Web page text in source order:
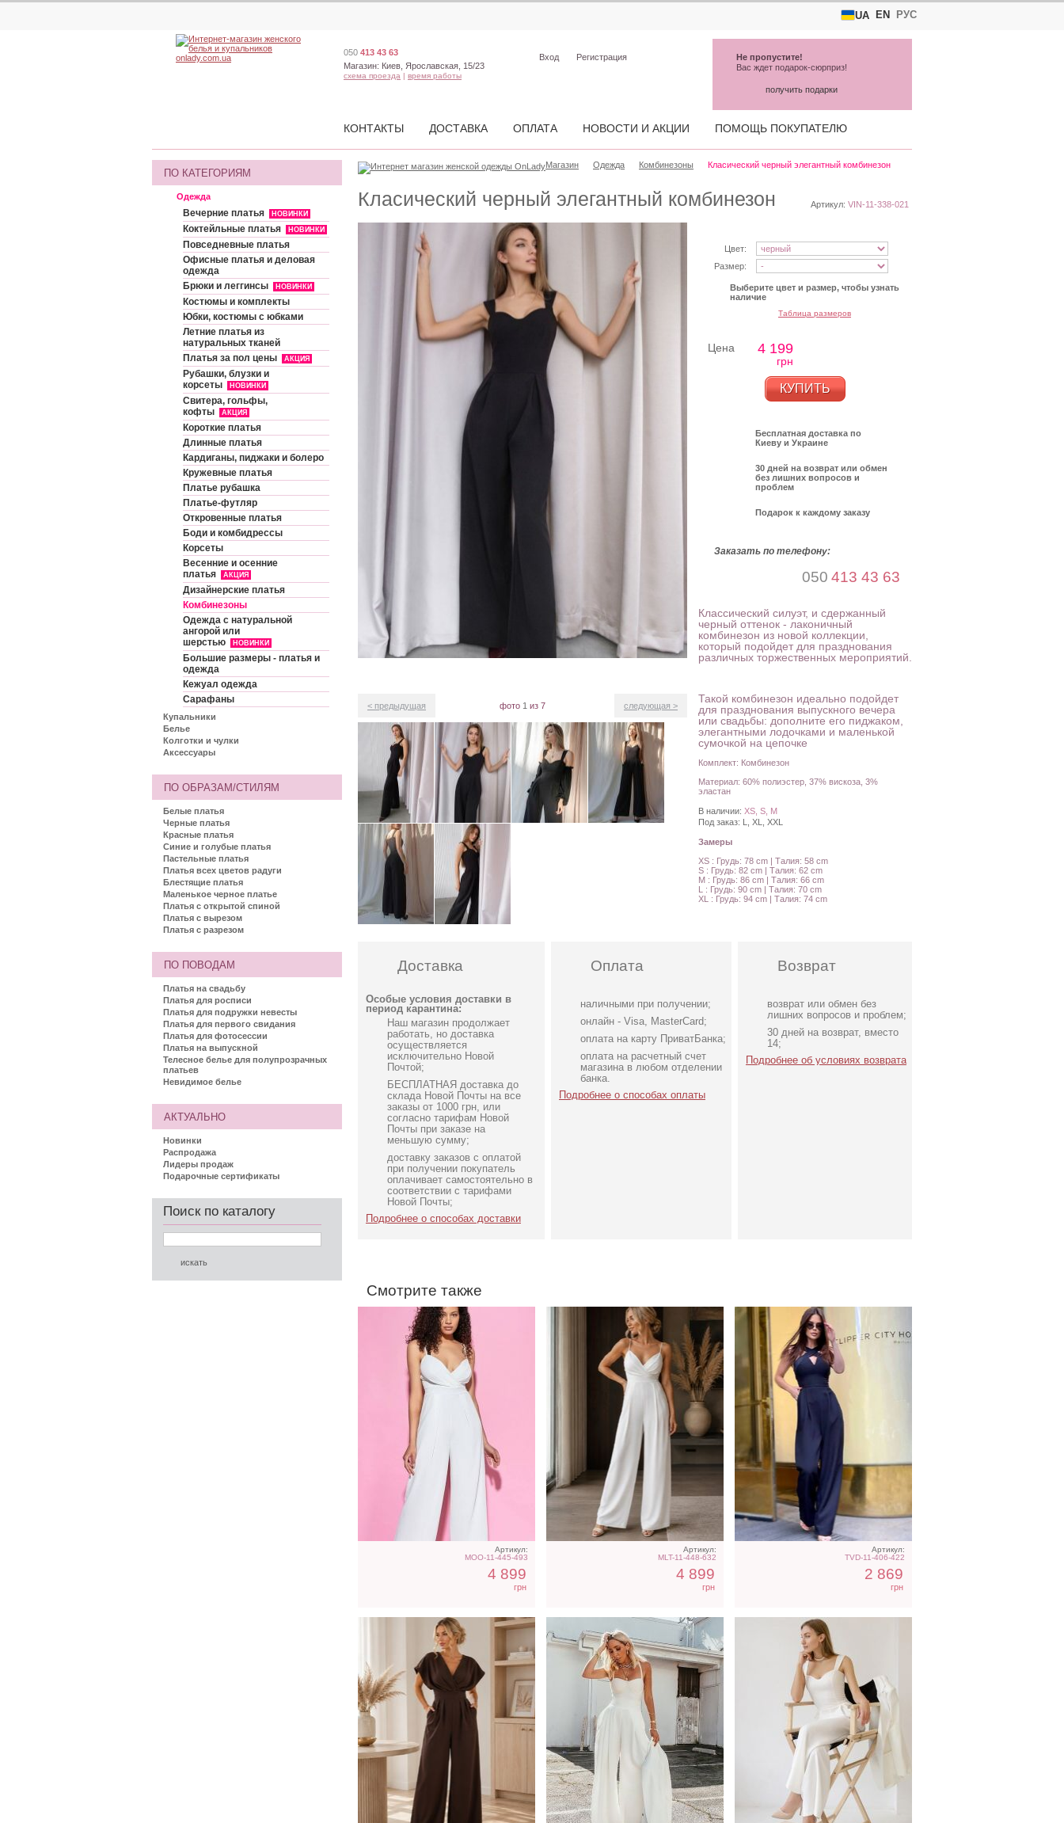
UA EN РУС
Класический черный элегантный комбинезон Артикул: VIN-11-338-021
Цвет:
Размер:
Выберите цвет и размер, чтобы узнать
наличие
Таблица размеров
Цена 4 199
грн
КУПИТЬ
Бесплатная доставка по
Киеву и Украине
30 дней на возврат или обмен
без лишних вопросов и
проблем
Подарок к каждому заказу
Заказать по телефону:
050 413 43 63
Классический силуэт, и сдержанный
черный оттенок - лаконичный
комбинезон из новой коллекции,
который подойдет для празднования
различных торжественных мероприятий.
Такой комбинезон идеально подойдет
для празднования выпускного вечера
или свадьбы: дополните его пиджаком,
элегантными лодочками и маленькой
сумочкой на цепочке
Комплект: Комбинезон
Материал: 60% полиэстер, 37% вискоза, 3%
эластан
В наличии: XS, S, M
Под заказ: L, XL, XXL
Замеры
XS : Грудь: 78 cm | Талия: 58 cm
S : Грудь: 82 cm | Талия: 62 cm
M : Грудь: 86 cm | Талия: 66 cm
L : Грудь: 90 cm | Талия: 70 cm
XL : Грудь: 94 cm | Талия: 74 cm
< предыдущая фото 1 из 7 следующая >
Доставка
Особые условия доставки в
период карантина:
Наш магазин продолжает
работать, но доставка
осуществляется
исключительно Новой
Почтой;
БЕСПЛАТНАЯ доставка до
склада Новой Почты на все
заказы от 1000 грн, или
согласно тарифам Новой
Почты при заказе на
меньшую сумму;
доставку заказов с оплатой
при получении покупатель
оплачивает самостоятельно в
соответствии с тарифами
Новой Почты;
Подробнее о способах доставки
Оплата
наличными при получении;
онлайн - Visa, MasterCard;
оплата на карту ПриватБанка;
оплата на расчетный счет
магазина в любом отделении
банка.
Подробнее о способах оплаты
Возврат
возврат или обмен без
лишних вопросов и проблем;
30 дней на возврат, вместо
14;
Подробнее об условиях возврата
Смотрите также
Нарядный белый
комбинезон
Артикул:
MOO-11-445-493
4 899
грн
Артикул:
MLT-11-448-632
4 899
грн
Артикул:
TVD-11-406-422
2 869
грн
Класический стильный
коричневый комбинезон
Лаконичный белый
комбинезон
Класический белый
елегантный комбинезон
Класический бежевый
комбинезон на широких
бретелях
Класический бежевый
женский комбинезон
Елегантный вечерний
комбинезон на короткий
рукав цвета капучино
Магазин Одежда Комбинезоны Класический черный элегантный комбинезон
ПО КАТЕГОРИЯМ
Одежда
Вечерние платья НОВИНКИ
Коктейльные платья НОВИНКИ
Повседневные платья
Офисные платья и деловая
одежда
Брюки и леггинсы
НОВИНКИ
Костюмы и комплекты
Юбки, костюмы с юбками
Летние платья из
натуральных тканей
Платья за пол цены
АКЦИЯ
Рубашки, блузки и
корсеты
НОВИНКИ
Свитера, гольфы,
кофты
АКЦИЯ
Короткие платья
Длинные платья
Кардиганы, пиджаки и болеро
Кружевные платья
Платье рубашка
Платье-футляр
Откровенные платья
Боди и комбидрессы
Корсеты
Весенние и осенние
платья
АКЦИЯ
Дизайнерские платья
Комбинезоны
Одежда с натуральной
ангорой или
шерстью
НОВИНКИ
Большие размеры - платья и
одежда
Кежуал одежда
Сарафаны
Купальники
Белье
Колготки и чулки
Аксессуары
ПО ОБРАЗАМ/СТИЛЯМ
Белые платья
Черные платья
Красные платья
Синие и голубые платья
Пастельные платья
Платья всех цветов радуги
Блестящие платья
Маленькое черное платье
Платья с открытой спиной
Платья с вырезом
Платья с разрезом
ПО ПОВОДАМ
Платья на свадьбу
Платья для росписи
Платья для подружки невесты
Платья для первого свидания
Платья для фотосессии
Платья на выпускной
Телесное белье для полупрозрачных
платьев
Невидимое белье
АКТУАЛЬНО
Новинки
Распродажа
Лидеры продаж
Подарочные сертификаты
Поиск по каталогу
050 413 43 63
Магазин: Киев, Ярославская, 15/23
схема проезда | время работы
Вход Регистрация
КОНТАКТЫ ДОСТАВКА ОПЛАТА НОВОСТИ И АКЦИИ ПОМОЩЬ ПОКУПАТЕЛЮ
Не пропустите!
Вас ждет подарок-сюрприз!
получить подарки